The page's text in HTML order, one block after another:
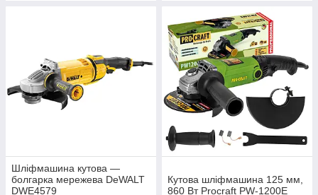
Шліфмашина кутова —
болгарка мережева DeWALT
DWE4579
Кутова шліфмашина 125 мм,
860 Вт Procraft PW-1200E